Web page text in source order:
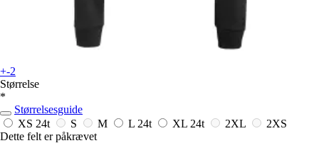
+-2
Størrelse
*
Størrelsesguide
XS 24t S M L 24t XL 24t 2XL
2XS
Dette felt er påkrævet